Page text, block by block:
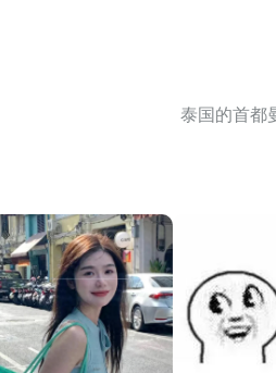
泰国的首都